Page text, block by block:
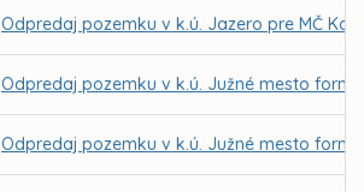
Odpredaj pozemku v k.ú. Jazero pre MČ
Odpredaj pozemku v k.ú. Južné mesto
Odpredaj pozemku v k.ú. Južné mesto